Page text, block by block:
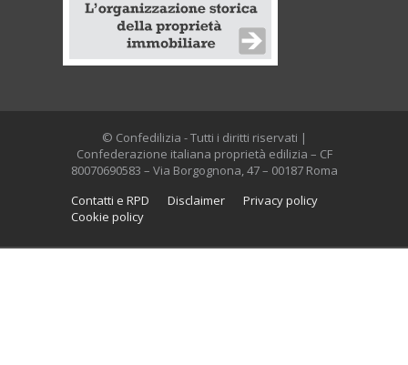
© Confedilizia - Tutti i diritti riservati |
Confederazione italiana proprietà edilizia – CF
80070690583 – Via Borgognona, 47 – 00187 Roma
Contatti e RPD
Disclaimer
Privacy policy
Cookie policy